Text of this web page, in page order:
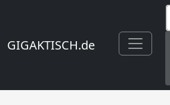
GIGAKTISCH.de